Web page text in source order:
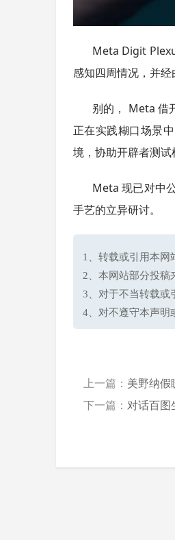
Meta Digit
感知四周情况，并经
别的， Meta 借
正在实践糊口场景
境，协助开辟者测试
Meta 现已对中
手艺的立异研讨。
1、转载或引用本网
2、本网站部分投稿
3、对于不当转载或
4、对不遵守本声明
上一篇： 美野纳假
下一篇： 对话百图